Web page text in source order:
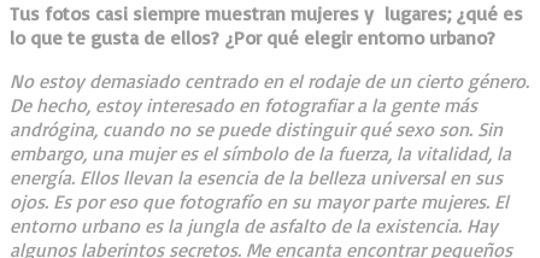
Tus fotos casi siempre muestran mujeres y lugares; ¿qué es
lo que te gusta de ellos? ¿Por qué elegir entorno urbano?
No estoy demasiado centrado en el rodaje de un cierto género.
De hecho, estoy interesado en fotografiar a la gente más
andrógina, cuando no se puede distinguir qué sexo son. Sin
embargo, una mujer es el símbolo de la fuerza, la vitalidad, la
energía. Ellos llevan la esencia de la belleza universal en sus
ojos. Es por eso que fotografío en su mayor parte mujeres. El
entorno urbano es la jungla de asfalto de la existencia. Hay
algunos laberintos secretos. Me encanta encontrar pequeños